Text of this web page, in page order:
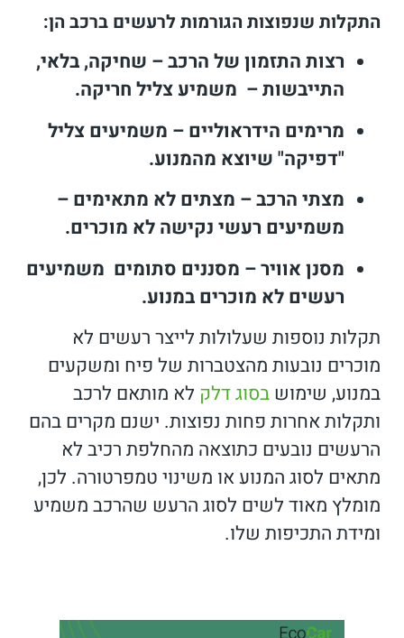
התקלות שנפוצות הגורמות לרעשים ברכב הן:
רצות התזמון של הרכב – שחיקה, בלאי,
התייבשות – משמיע צליל חריקה.
מרימים הידראוליים – משמיעים צליל
"דפיקה" שיוצא מהמנוע.
מצתי הרכב – מצתים לא מתאימים –
משמיעים רעשי נקישה לא מוכרים.
מסנן אוויר – מסננים סתומים משמיעים
רעשים לא מוכרים במנוע.
תקלות נוספות שעלולות לייצר רעשים לא
מוכרים נובעות מהצטברות של פיח ומשקעים
במנוע, שימושבסוג דלק לא מותאם לרכב
ותקלות אחרות פחות נפוצות. ישנם מקרים בהם
הרעשים נובעים כתוצאה מהחלפת רכיב לא
מתאים לסוג המנוע או משינוי טמפרטורה. לכן,
מומלץ מאוד לשים לסוג הרעש שהרכב משמיע
ומידת התכיפות שלו.